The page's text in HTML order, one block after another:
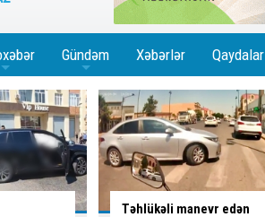
Gündəm Xəbərlər Qaydalar
"Dayanma" ilə "durma"nın